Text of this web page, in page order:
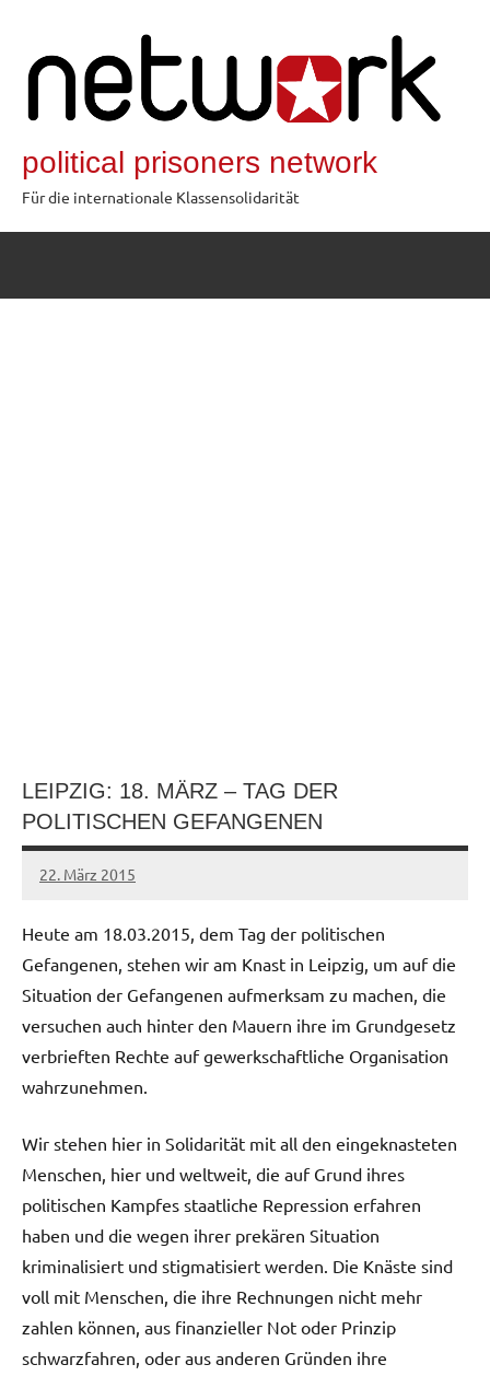
springen
political prisoners network
Für die internationale Klassensolidarität
LEIPZIG: 18. MÄRZ – TAG DER
POLITISCHEN GEFANGENEN
22. März 2015
admin
Heute am 18.03.2015, dem Tag der politischen
Gefangenen, stehen wir am Knast in Leipzig, um auf die
Situation der Gefangenen aufmerksam zu machen, die
versuchen auch hinter den Mauern ihre im Grundgesetz
verbrieften Rechte auf gewerkschaftliche Organisation
wahrzunehmen.
Wir stehen hier in Solidarität mit all den eingeknasteten
Menschen, hier und weltweit, die auf Grund ihres
politischen Kampfes staatliche Repression erfahren
haben und die wegen ihrer prekären Situation
kriminalisiert und stigmatisiert werden. Die Knäste sind
voll mit Menschen, die ihre Rechnungen nicht mehr
zahlen können, aus finanzieller Not oder Prinzip
schwarzfahren, oder aus anderen Gründen ihre